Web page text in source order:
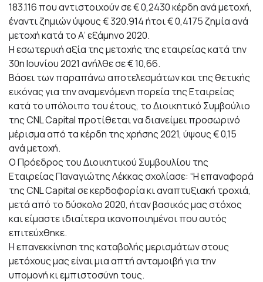
183.116 που αντιστοιχούν σε € 0,2430 κέρδη ανά μετοχή,
έναντι ζημιών ύψους € 320.914 ήτοι € 0,4175 ζημία ανά
μετοχή κατά το Α’ εξάμηνο 2020.
Η εσωτερική αξία της μετοχής της εταιρείας κατά την
30η Ιουνίου 2021 ανήλθε σε € 10,66.
Βάσει των παραπάνω αποτελεσμάτων και της θετικής
εικόνας για την αναμενόμενη πορεία της Εταιρείας
κατά το υπόλοιπο του έτους, το Διοικητικό Συμβούλιο
της CNL Capital προτίθεται να διανείμει προσωρινό
μέρισμα από τα κέρδη της χρήσης 2021, ύψους € 0,15
ανά μετοχή.
Ο Πρόεδρος του Διοικητικού Συμβουλίου της
Εταιρείας Παναγιώτης Λέκκας σχολίασε: “Η επαναφορά
της CNL Capital σε κερδοφορία κι αναπτυξιακή τροχιά,
μετά από το δύσκολο 2020, ήταν βασικός μας στόχος
και είμαστε ιδιαίτερα ικανοποιημένοι που αυτός
επιτεύχθηκε.
Η επανεκκίνηση της καταβολής μερισμάτων στους
μετόχους μας είναι μια απτή ανταμοιβή για την
υπομονή κι εμπιστοσύνη τους.